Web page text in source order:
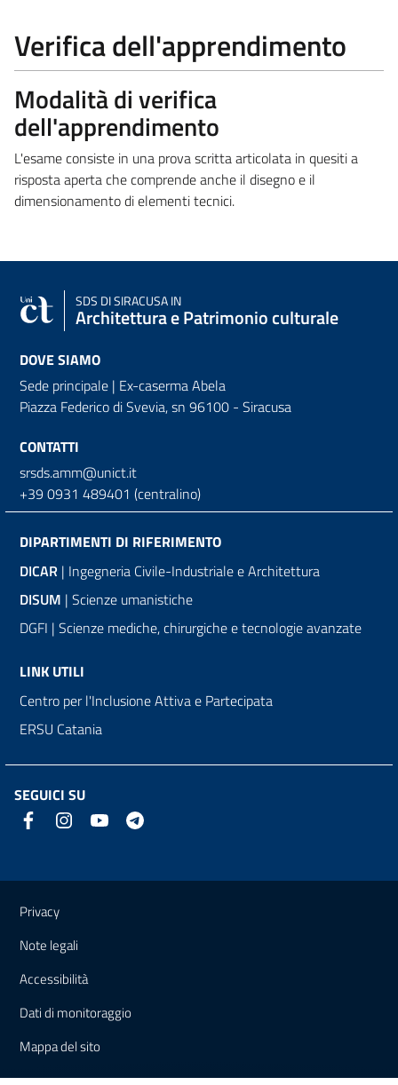
Verifica dell'apprendimento
Modalità di verifica
dell'apprendimento
L'esame consiste in una prova scritta articolata in quesiti a
risposta aperta che comprende anche il disegno e il
dimensionamento di elementi tecnici.
SDS DI SIRACUSA IN
Architettura e Patrimonio culturale
DOVE SIAMO
Sede principale | Ex-caserma Abela
Piazza Federico di Svevia, sn 96100 - Siracusa
CONTATTI
srsds.amm@unict.it
+39 0931 489401 (centralino)
DIPARTIMENTI DI RIFERIMENTO
DICAR | Ingegneria Civile-Industriale e Architettura
DISUM | Scienze umanistiche
DGFI | Scienze mediche, chirurgiche e tecnologie avanzate
LINK UTILI
Centro per l'Inclusione Attiva e Partecipata
ERSU Catania
SEGUICI SU
Link e informazioni utili
Privacy
Note legali
Accessibilità
Dati di monitoraggio
Mappa del sito